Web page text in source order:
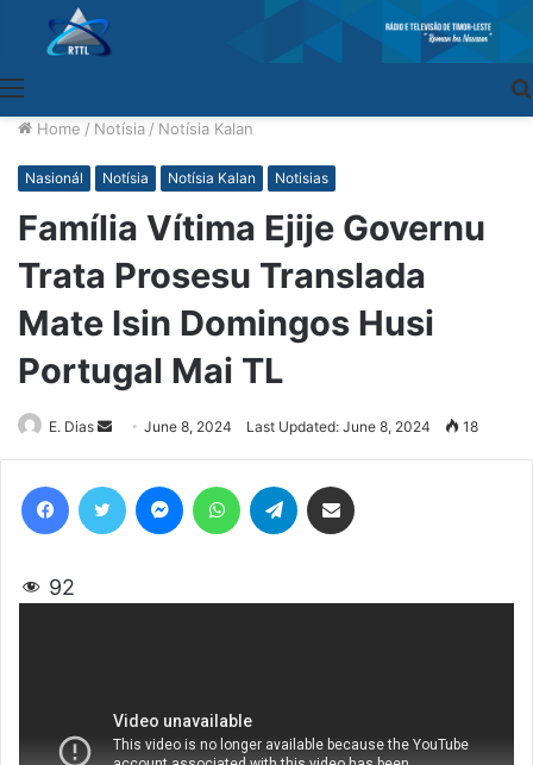
Home / Notísia / Notísia Kalan
Nasionál Notísia Notísia Kalan Notisias
Família Vítima Ejije Governu
Trata Prosesu Translada
Mate Isin Domingos Husi
Portugal Mai TL
E. Dias
Send
an
June 8, 2024 Last Updated: June 8, 2024 18
92